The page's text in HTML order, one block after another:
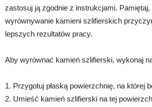
zastosuj ją zgodnie z instrukcjami. Pamiętaj,
wyrównywanie kamieni szlifierskich
lepszych rezultatów pracy.
Aby wyrównać kamień szlifierski, wykonaj
1. Przygotuj płaską powierzchnię, na której
2. Umieść kamień szlifierski na tej